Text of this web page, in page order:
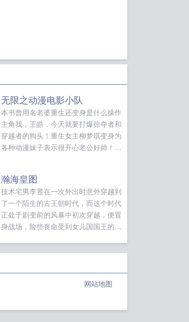
无限之动漫电影小队
本书曾用名老婆重生还变身是什么操作
主角我，王皓，今天就要打爆掠夺者和
穿越者的狗头！重生女主柳梦琪变身为
各种动漫妹子表示很开心老公好帅！队
队伍逼格担当宇智波鼬放出完全体须佐
能乎开莽嗯，这就是队长。其他各种属
性担当的队员开启...
瀚海皇图
技术宅男李昱在一次外出时意外穿越到
了一个陌生的古王朝时代，而这个时代
正处于剧变前的风暴中初次穿越，便置
身战场，险些丧命受到女儿国国王的礼
人，朋友，爱情一个乱世中的小人物，
究竟该何去何从？历尽艰险，李昱...
网站地图